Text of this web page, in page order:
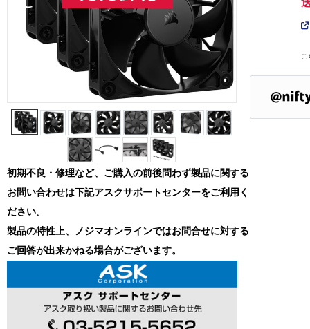
初期不良・修理など、ご購入の前後問わず製品に関する
お問い合わせは下記アスクサポートセンターをご利用く
ださい。
製品の特性上、ノジマオンラインではお問合せに対する
ご回答が出来かねる場合がございます。